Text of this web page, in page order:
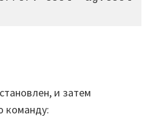
и затем
команду: